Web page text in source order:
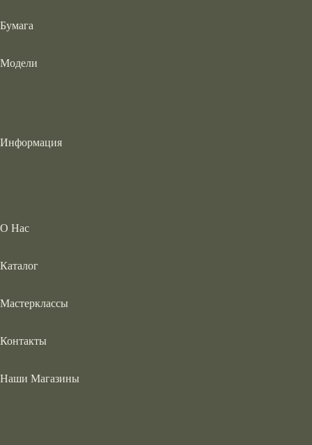
Бумага
Модели
Информация
О Нас
Каталог
Мастерклассы
Контакты
Наши Магазины